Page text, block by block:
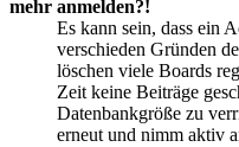
mehr anmelden?!
Es kann sein, dass ein
verschieden Gründen
löschen viele Boards
Zeit keine Beiträge
Datenbankgröße zu
erneut und nimm aktiv